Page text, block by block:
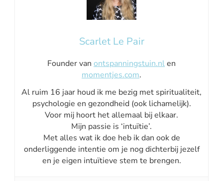
Scarlet Le Pair
Founder van ontspanningstuin.nlen
momentjes.com.
Al ruim 16 jaar houd ik me bezig met spiritualiteit,
psychologie en gezondheid (ook lichamelijk).
Voor mij hoort het allemaal bij elkaar.
Mijn passie is ‘intuïtie’.
Met alles wat ik doe heb ik dan ook de
onderliggende intentie om je nog dichterbij jezelf
en je eigen intuïtieve stem te brengen.